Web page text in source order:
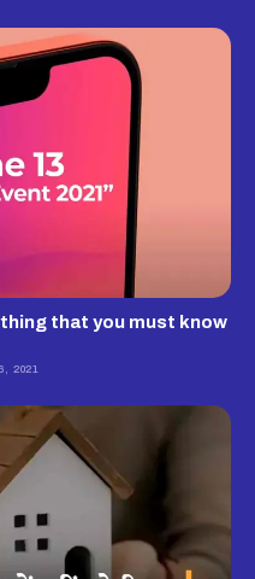
that you must know
2021